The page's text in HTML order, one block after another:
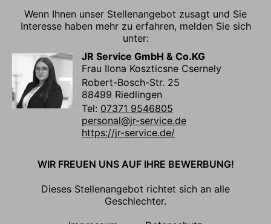
Wenn Ihnen unser Stellenangebot zusagt und Sie
Interesse haben mehr zu erfahren, melden Sie sich
unter:
JR Service GmbH & Co.KG
Frau Ilona Koszticsne Csernely
Robert-Bosch-Str. 25
88499 Riedlingen
Tel: 07371 9546805
personal@jr-service.de
https://jr-service.de/
WIR FREUEN UNS AUF IHRE BEWERBUNG!
Dieses Stellenangebot richtet sich an alle
Geschlechter.